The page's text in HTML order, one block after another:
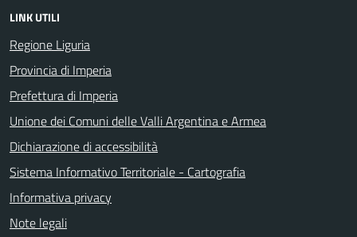
LINK UTILI
Regione Liguria
Provincia di Imperia
Prefettura di Imperia
Unione dei Comuni delle Valli Argentina e Armea
Dichiarazione di accessibilità
Sistema Informativo Territoriale - Cartografia
Informativa privacy
Note legali